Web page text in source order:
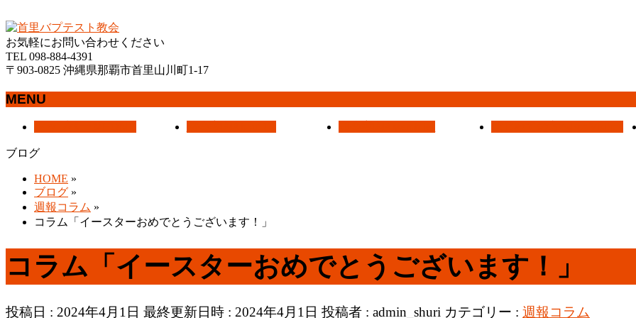
お気軽にお問い合わせください
TEL 098-884-4391
〒903-0825 沖縄県那覇市首里山川町1-17
MENU
ュ
ブログ
HOME »
ブログ »
週報コラム »
コラム「イースターおめでとうございます！」
コラム「イースターおめでとうございます！」
投稿日 : 2024年4月1日 最終更新日時 : 2024年4月1日 投稿者 : admin_shuri カテゴリー : 週報コラム